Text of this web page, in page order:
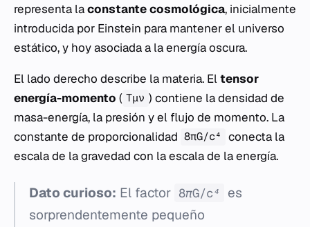
representa laconstante cosmológica, inicialmente
introducida por Einstein para mantener el universo
estático, y hoy asociada a la energía oscura.
El lado derecho describe la materia. Eltensor
energía-momento ( Tμν ) contiene la densidad de
masa-energía, la presión y el flujo de momento. La
constante de proporcionalidad 8πG/c⁴ conecta la
escala de la gravedad con la escala de la energía.
Dato curioso: El factor 8πG/c⁴
es
sorprendentemente pequeño